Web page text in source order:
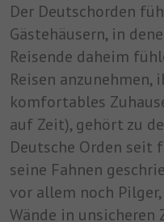
Der Deutschorden
Gästehäusern, in
Reisende daheim
Reisen anzunehmen,
komfortables
auf Zeit), gehört zu
Deutsche Orden seit
seine Fahnen
vor allem noch
Wände in unsicheren